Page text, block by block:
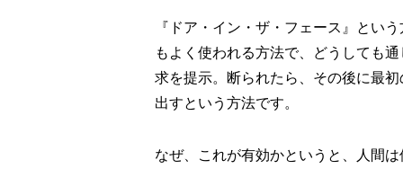
『ドア・イン・ザ・フェース』とい
もよく使われる方法で、どうしても
求を提示。断られたら、その後に最
出すという方法です。
なぜ、これが有効かというと、人間